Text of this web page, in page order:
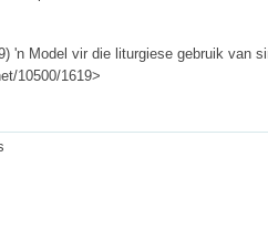
'n Model vir die liturgiese gebruik van
10500/1619>